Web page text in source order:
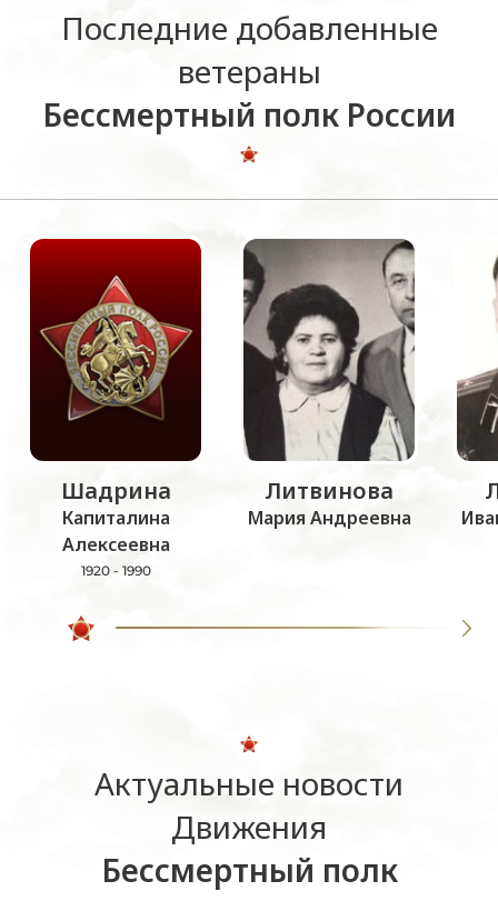
Последние добавленные
ветераны
Бессмертный полк России
Шадрина
Капиталина
Алексеевна
1920 - 1990
Литвинова
Мария Андреевна
Актуальные новости
Движения
Бессмертный полк